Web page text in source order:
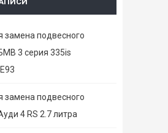
замена подвесного
3 серия 335is
замена подвесного
4 RS 2.7 литра